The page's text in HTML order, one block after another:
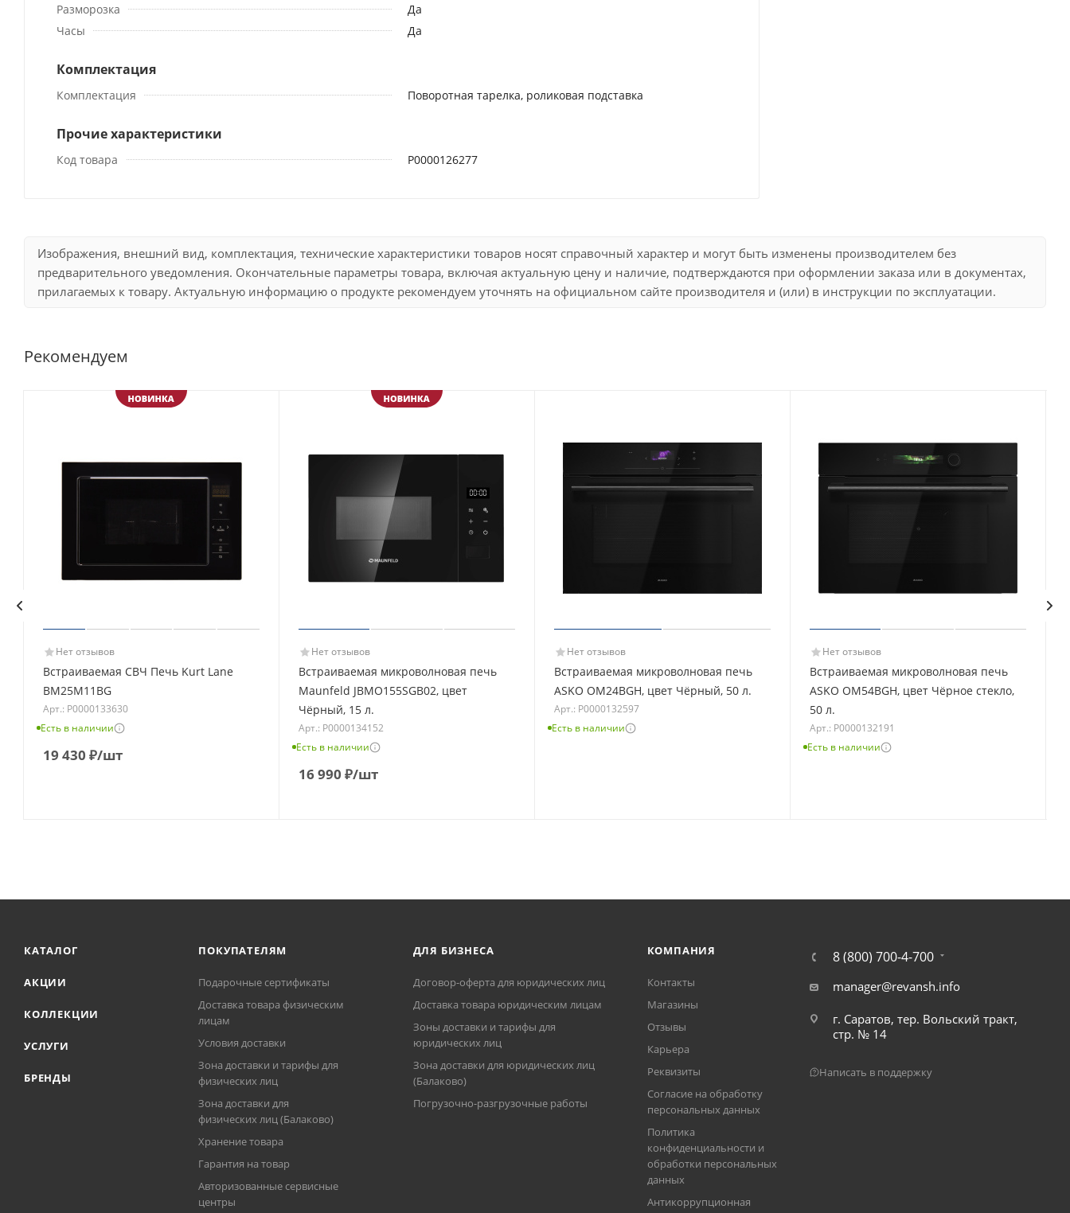
Разморозка
Да
Часы
Да
Комплектация
Комплектация Поворотная тарелка, роликовая подставка
Прочие характеристики
Код товара Р0000126277
Изображения, внешний вид, комплектация, технические характеристики товаров носят справочный характер и могут быть изменены производителем без
предварительного уведомления. Окончательные параметры товара, включая актуальную цену и наличие, подтверждаются при оформлении заказа или в документах,
прилагаемых к товару. Актуальную информацию о продукте рекомендуем уточнять на официальном сайте производителя и (или) в инструкции по эксплуатации.
Рекомендуем
Нет отзывов
Встраиваемая СВЧ Печь Kurt Lane
BM25M11BG
Арт.: Р0000133630
Есть в наличии
19 430 ₽/шт
Нет отзывов
Встраиваемая микроволновая печь
Maunfeld JBMO155SGB02, цвет
Чёрный, 15 л.
Арт.: Р0000134152
Есть в наличии
16 990 ₽/шт
Нет отзывов
Встраиваемая микроволновая печь
ASKO OM24BGH, цвет Чёрный, 50 л.
Арт.: Р0000132597
Есть в наличии
Нет отзывов
Встраиваемая микроволновая печь
ASKO OM54BGH, цвет Чёрное стекло,
50 л.
Арт.: Р0000132191
Есть в наличии
КАТАЛОГ
АКЦИИ
КОЛЛЕКЦИИ
УСЛУГИ
БРЕНДЫ
ПОКУПАТЕЛЯМ
Подарочные сертификаты
Доставка товара физическим
лицам
Условия доставки
Зона доставки и тарифы для
физических лиц
Зона доставки для
физических лиц (Балаково)
Хранение товара
Гарантия на товар
Авторизованные сервисные
центры
ДЛЯ БИЗНЕСА
Договор-оферта для юридических лиц
Доставка товара юридическим лицам
Зоны доставки и тарифы для
юридических лиц
Зона доставки для юридических лиц
(Балаково)
Погрузочно-разгрузочные работы
КОМПАНИЯ
Контакты
Магазины
Отзывы
Карьера
Реквизиты
Согласие на обработку
персональных данных
Политика
конфиденциальности и
обработки персональных
данных
Антикоррупционная
8 (800) 700-4-700
manager@revansh.info
г. Саратов, тер. Вольский тракт,
стр. № 14
Написать в поддержку